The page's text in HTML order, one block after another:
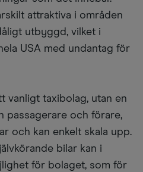
attraktiva i områden
utbyggd, vilket i
USA med undantag för
vanligt taxibolag, utan en
passagerare och förare,
och kan enkelt skala upp.
bilar kan i
för bolaget, som för